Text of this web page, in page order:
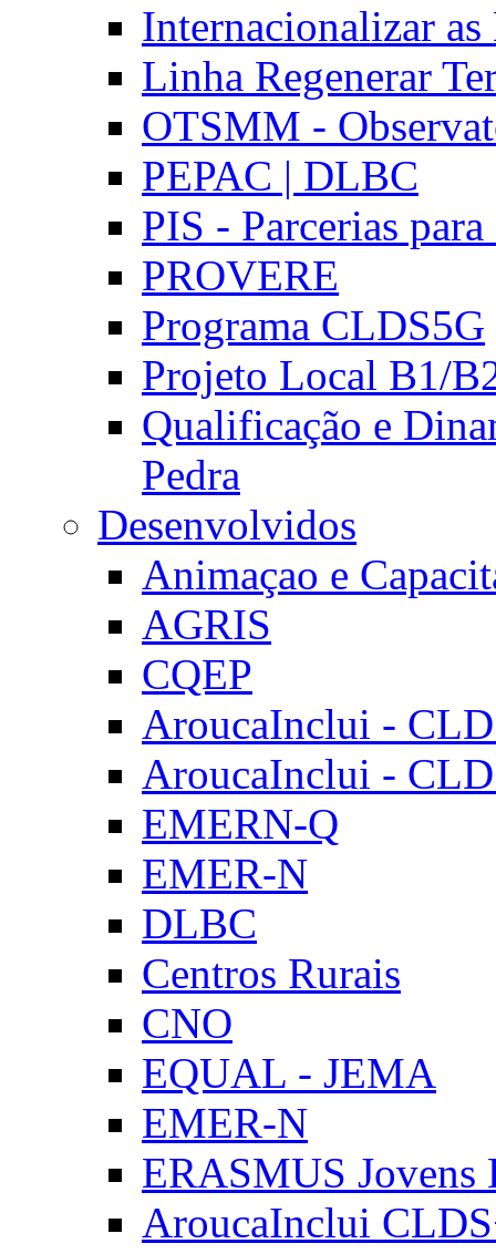
Internacionalizar
Linha Regenerar
OTSMM -
PEPAC | DLBC
PIS - Parcerias
PROVERE
Programa CLDS5G
Projeto Local B1/
Qualificação e
Pedra
Desenvolvidos
Animaçao e
AGRIS
CQEP
AroucaInclui -
AroucaInclui -
EMERN-Q
EMER-N
DLBC
Centros Rurais
CNO
EQUAL - JEMA
EMER-N
ERASMUS Jovens
AroucaInclui